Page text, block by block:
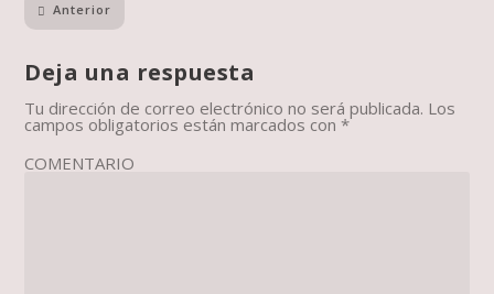
Anterior
Deja una respuesta
Tu dirección de correo electrónico no será publicada. Los
campos obligatorios están marcados con*
COMENTARIO